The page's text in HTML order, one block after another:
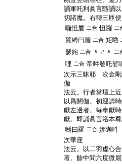
誦軍吒利眞言隨誦
切諸魔。右轉三匝
囉怛曩 二合 怛羅 二
賀縛曰羅 二合 矩嚕
瑟姹 二合 〃〃〃 二
哩 二合 帝吽發吒娑
次示三昧耶 次金
伽
法云。行者當壇上
以爲閼伽。初迎請
獻左邊者。毎奉獻
獻。即誦眞言浴本
嚩曰羅 二合 娜迦吽
次華座
法云。以二羽虚心
著。餘中間六度微